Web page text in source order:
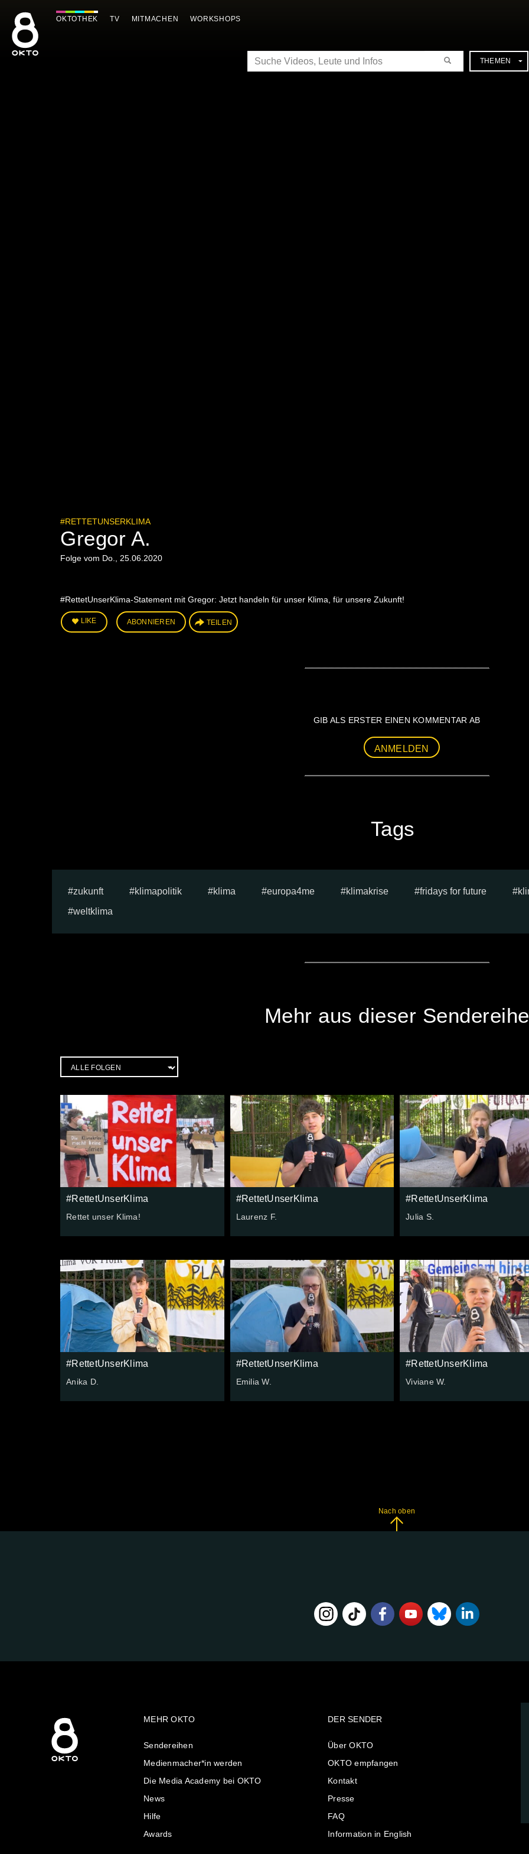
Inhalt
springen
OKTOTHEK TV MITMACHEN WORKSHOPS
SUCHE THEMEN
#RETTETUNSERKLIMA
Gregor A.
Folge vom Do., 25.06.2020
#RettetUnserKlima-Statement mit Gregor: Jetzt handeln für unser Klima, für unsere Zukunft!
LIKE ABONNIEREN TEILEN
GIB ALS ERSTER EINEN KOMMENTAR AB
ANMELDEN
Tags
zukunft klimapolitik klima europa4me klimakrise fridays for future
weltklima
Mehr aus dieser Sendereihe
#RettetUnserKlima
Rettet unser Klima!
#RettetUnserKlima
Laurenz F.
#RettetUnserKlima
Julia S.
#RettetUnserKlima
Anika D.
#RettetUnserKlima
Emilia W.
#RettetUnserKlima
Viviane W.
Nach oben
MEHR OKTO
Sendereihen
Medienmacher*in werden
Die Media Academy bei OKTO
News
Hilfe
Awards
DER SENDER
Über OKTO
OKTO empfangen
Kontakt
Presse
FAQ
Information in English